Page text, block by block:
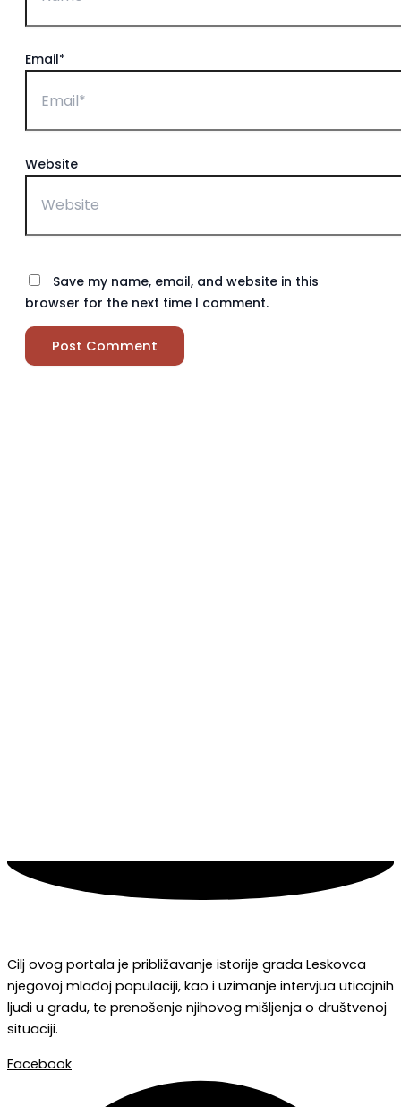
Email*
Website
Save my name, email, and website in this
browser for the next time I comment.
Cilj ovog portala je približavanje istorije grada Leskovca
njegovoj mlađoj populaciji, kao i uzimanje intervjua uticajnih
ljudi u gradu, te prenošenje njihovog mišljenja o društvenoj
situaciji.
Facebook